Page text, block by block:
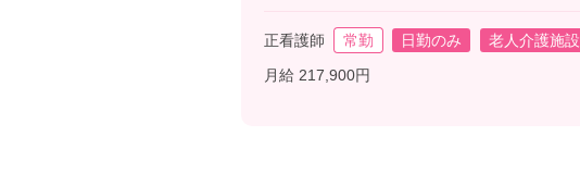
正看護師 常勤 日勤のみ 老人介護施設
月給 217,900円